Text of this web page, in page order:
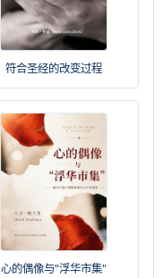
符合圣经的改变过程
心的偶像与"浮华市集"